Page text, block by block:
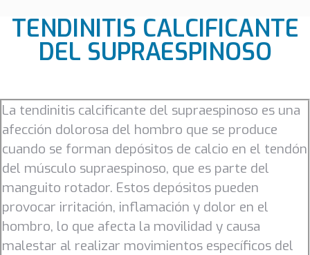
TENDINITIS CALCIFICANTE
DEL SUPRAESPINOSO
La tendinitis calcificante del supraespinoso es una
afección dolorosa del hombro que se produce
cuando se forman depósitos de calcio en el tendón
del músculo supraespinoso, que es parte del
manguito rotador. Estos depósitos pueden
provocar irritación, inflamación y dolor en el
hombro, lo que afecta la movilidad y causa
malestar al realizar movimientos específicos del